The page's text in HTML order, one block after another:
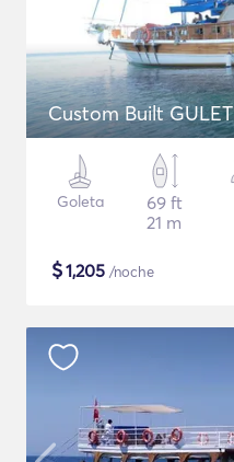
Custom Built GULET
Goleta
69 ft
21 m
$1,205 /noche